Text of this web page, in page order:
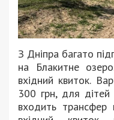
З Дніпра багато
на Блакитне
вхідний квиток.
300 грн, для
входить трансфер